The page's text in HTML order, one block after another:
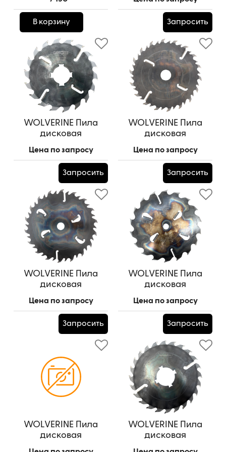
WZ (шпон. паз 13,5*7,5
- 4 шт. под 90 гр.)
Артикул: 450*75*3,0/4,6/18z+6 WZ
В корзину
400*50*3,0/4,4/18z+4
Запросить
WOLVERINE Пила
дисковая
250*50*2,2/3,2/18z+4
Цена по запросу
Запросить
WOLVERINE Пила
дисковая
WZ (шпон. паз 13,5*7,5
- 4 шт. под 90 гр.)
350*75*2,5/4,0/(18z+18)+4
WZ
Цена по запросу
Запросить
WOLVERINE Пила
дисковая
(шпон. паз 13,5*7,5 - 4
шт. под 90 гр.)
630*75*4,1/6,2/(18z+18)+6
Цена по запросу
Запросить
WOLVERINE Пила
дисковая
450*50*3,2/4,8/18z+6
Цена по запросу
Запросить
WOLVERINE Пила
дисковая
WOLVERINE Пила
дисковая